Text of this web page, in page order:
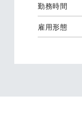
勤務時間
雇用形態